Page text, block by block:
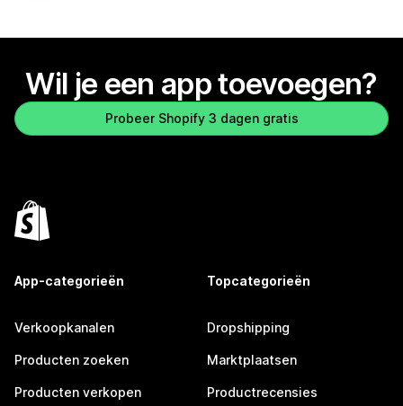
Wil je een app toevoegen?
Probeer Shopify 3 dagen gratis
App-categorieën
Verkoopkanalen
Producten zoeken
Producten verkopen
Topcategorieën
Dropshipping
Marktplaatsen
Productrecensies